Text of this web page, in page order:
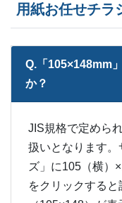
用紙お任せチラ
Q.「105×148mm
か？
JIS規格で定めら
扱いとなります。
ズ」に105（横）
をクリックする